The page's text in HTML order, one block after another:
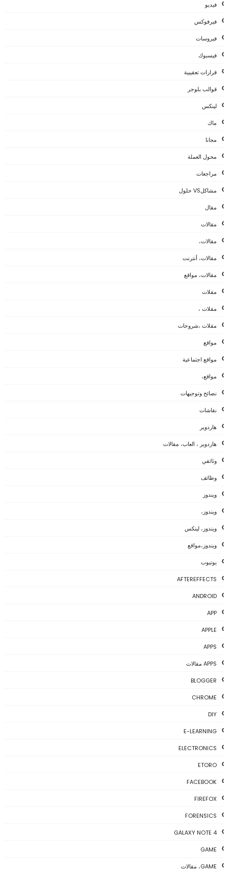
فيديو
فيرفوكس
فيروسات
فيسبوك
قرارات تعقيبية
قوالب بلوجر
لينكس
ماك
مجانا
محول العملة
مراجعات
مشاكلVS حلول
مقال
مقالات
مقالات،
مقالات، أنترنت
مقالات، مواقع
مقلات
مقلات ،
مقلات ،شروحات
مواقع
مواقع اجتماعية
مواقع،
نصائح وتوجيهات
نقاشات
هاردوير
هاردوير ، العاب، مقالات
وثائقي
وظائف
ويندوز
ويندوز،
ويندوز، لينكس
ويندوز،مواقع
يوتيوب
AFTEREFFECTS
ANDROID
APP
APPLE
APPS
APPS مقالات
BLOGGER
CHROME
DIY
E-LEARNING
ELECTRONICS
ETORO
FACEBOOK
FIREFOX
FORENSICS
GALAXY NOTE 4
GAME
GAME، مقالات